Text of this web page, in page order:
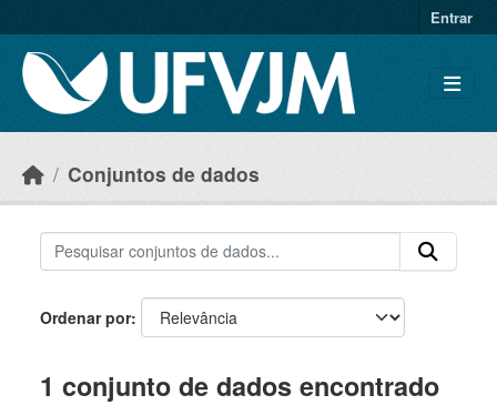
Entrar
Conjuntos de dados
Ordenar por
1 conjunto de dados encontrado